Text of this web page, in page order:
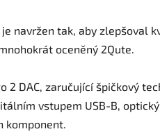
navržen tak, aby zlepšoval
oceněný 2Qute.
DAC, zaručující špičkový
vstupem USB-B,
komponent.